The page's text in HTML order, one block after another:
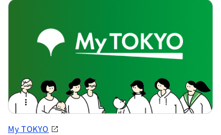
My TOKYO